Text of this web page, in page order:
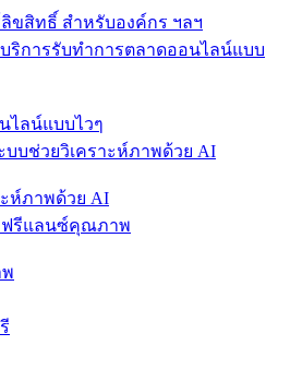
ขสิทธิ์ สำหรับองค์กร ฯลฯ
ไลน์แบบไวๆ
ห์ภาพด้วย AI